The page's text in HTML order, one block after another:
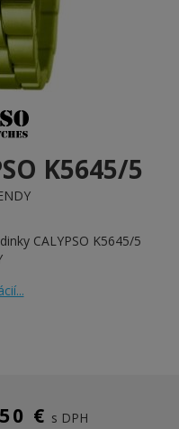
K5645/5
CALYPSO K5645/5
€ s DPH